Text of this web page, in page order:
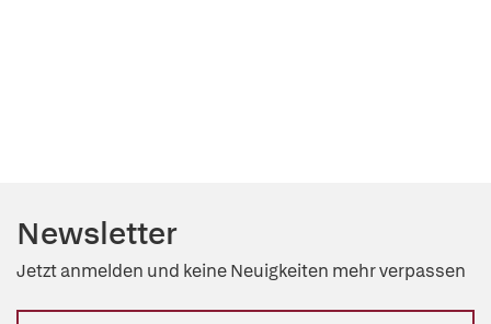
Newsletter
Jetzt anmelden und keine Neuigkeiten mehr verpassen